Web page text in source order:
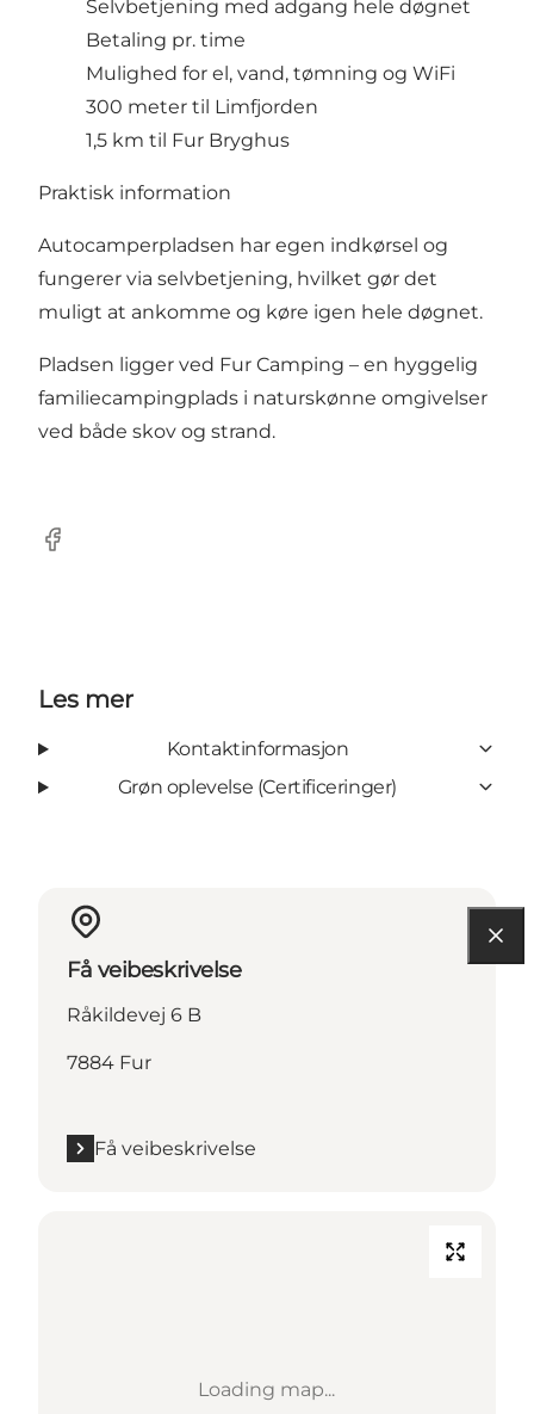
Selvbetjening med adgang hele døgnet
Betaling pr. time
Mulighed for el, vand, tømning og WiFi
300 meter til Limfjorden
1,5 km til Fur Bryghus
Praktisk information
Autocamperpladsen har egen indkørsel og
fungerer via selvbetjening, hvilket gør det
muligt at ankomme og køre igen hele døgnet.
Pladsen ligger ved Fur Camping – en hyggelig
familiecampingplads i naturskønne omgivelser
ved både skov og strand.
Facebook
Les mer
Kontaktinformasjon
Grøn oplevelse (Certificeringer)
Få veibeskrivelse
Råkildevej 6 B
7884 Fur
Få veibeskrivelse
Loading map...